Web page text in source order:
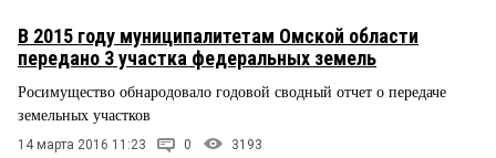
В 2015 году муниципалитетам Омской области
передано 3 участка федеральных земель
Росимущество обнародовало годовой сводный отчет о передаче
земельных участков
14 марта 2016 11:23 0 3193